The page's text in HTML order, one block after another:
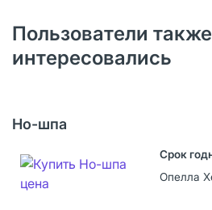
Пользователи также
интересовались
Но-шпа